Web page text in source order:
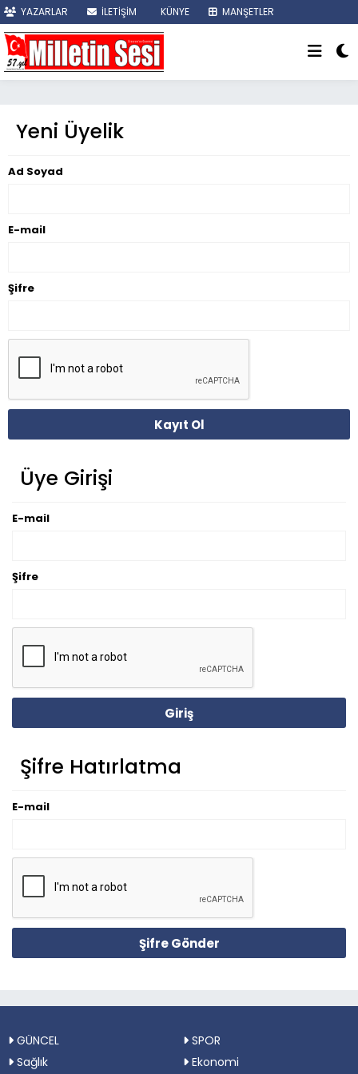
YAZARLAR İLETİŞİM KÜNYE
MANŞETLER
SON DAKİKA
Yeni Üyelik
Ad Soyad
E-mail
Şifre
Kayıt Ol
Üye Girişi
E-mail
Şifre
Giriş
Şifre Hatırlatma
E-mail
Şifre Gönder
GÜNCEL
SPOR
Sağlık
Ekonomi